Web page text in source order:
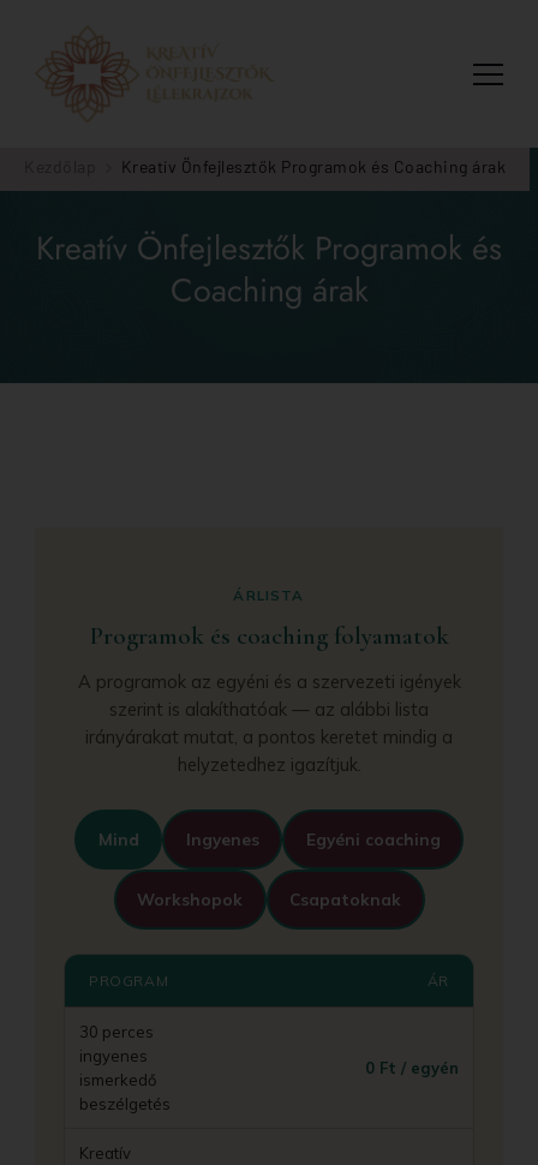
Kreatív Önfejlesztők
Szervezetfejlesztés: Az egyéni önismerettől a vállalati
Kreatív Önfejlesztők Programok és Coaching árak
Kreatív Önfejlesztők Programok és
Coaching árak
ÁRLISTA
Programok és coaching folyamatok
A programok az egyéni és a szervezeti igények
szerint is alakíthatóak — az alábbi lista
irányárakat mutat, a pontos keretet mindig a
helyzetedhez igazítjuk.
Mind Ingyenes Egyéni coaching
Workshopok Csapatoknak
PROGRAM ÁR
30 perces
ingyenes
ismerkedő
beszélgetés
0 Ft / egyén
Kreatív